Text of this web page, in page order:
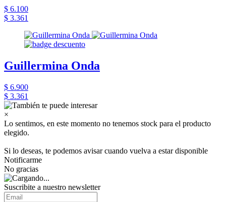
$ 6.100
$ 3.361
Guillermina Onda
$ 6.900
$ 3.361
×
Lo sentimos, en este momento no tenemos stock para el producto
elegido.
Si lo deseas, te podemos avisar cuando vuelva a estar disponible
Notificarme
No gracias
Suscribite a nuestro newsletter